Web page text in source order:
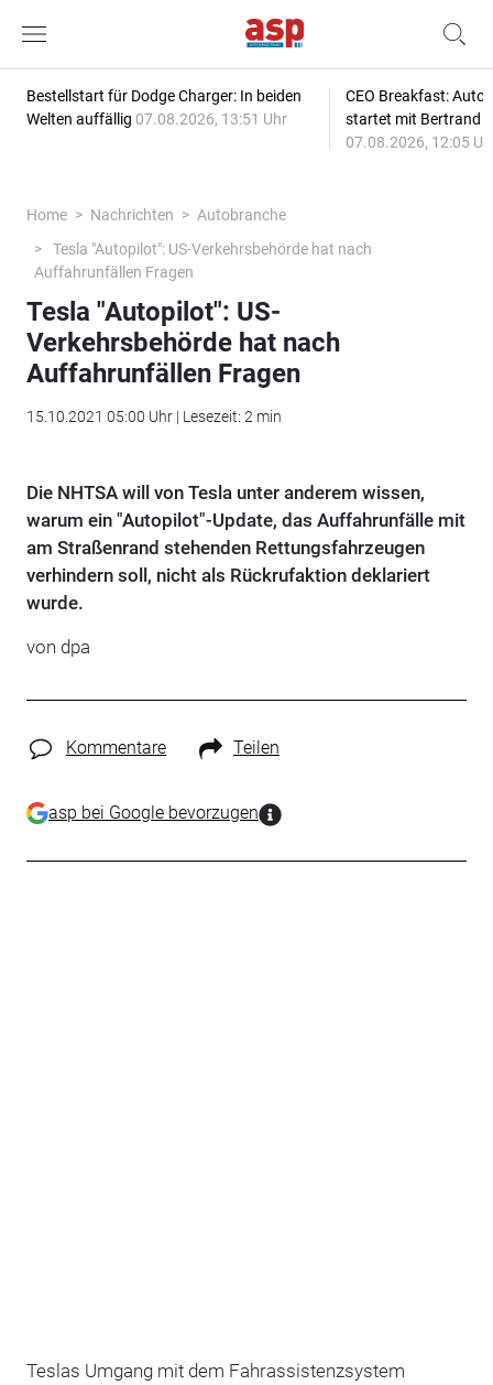
Bestellstart für Dodge Charger: In beiden
Welten auffällig 07.08.2026, 13:51 Uhr
CEO Breakfast:
startet mit Bertrand
07.08.2026, 12:05
Home Nachrichten
Autobranche
Tesla "Autopilot": US-Verkehrsbehörde hat nach
Auffahrunfällen Fragen
Tesla "Autopilot": US-
Verkehrsbehörde hat nach
Auffahrunfällen Fragen
15.10.2021 05:00 Uhr | Lesezeit: 2 min
Die NHTSA will von Tesla unter anderem wissen,
warum ein "Autopilot"-Update, das Auffahrunfälle mit
am Straßenrand stehenden Rettungsfahrzeugen
verhindern soll, nicht als Rückrufaktion deklariert
wurde.
von dpa
Kommentare Teilen
asp bei Google bevorzugen
Teslas Umgang mit dem Fahrassistenzsystem